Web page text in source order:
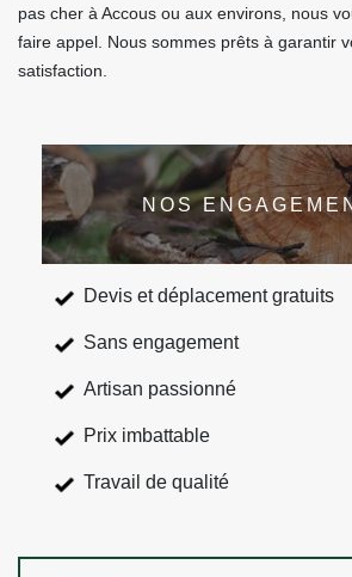
pas cher à Accous ou aux environs, nous
faire appel. Nous sommes prêts à garantir
satisfaction.
NOS
Devis et déplacement gratuits
Sans engagement
Artisan passionné
Prix imbattable
Travail de qualité